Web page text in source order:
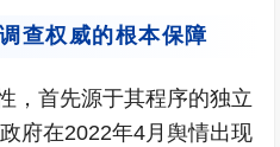
查权威的根本保障
，首先源于其程序的独立
府在2022年4月舆情出现